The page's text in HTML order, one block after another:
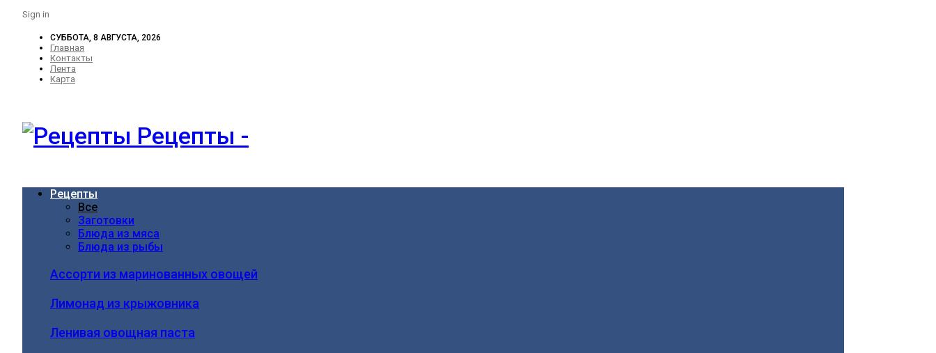
Sign in
СУББОТА, 8 АВГУСТА, 2026
Главная
Контакты
Лента
Карта
Рецепты -
Рецепты
Все
Заготовки
Блюда из мяса
Блюда из рыбы
Ассорти из маринованных овощей
Лимонад из крыжовника
Ленивая овощная паста